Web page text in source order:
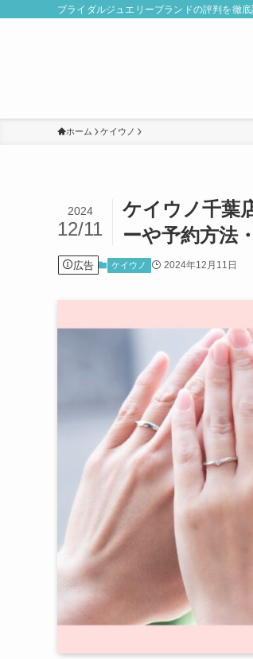
ブライダルジュエリーブランドの評判を徹底
ホーム ケイウノ
ケイウノ千葉
ーや予約方法
2024
12/11
広告 ケイウノ 2024年12月11日